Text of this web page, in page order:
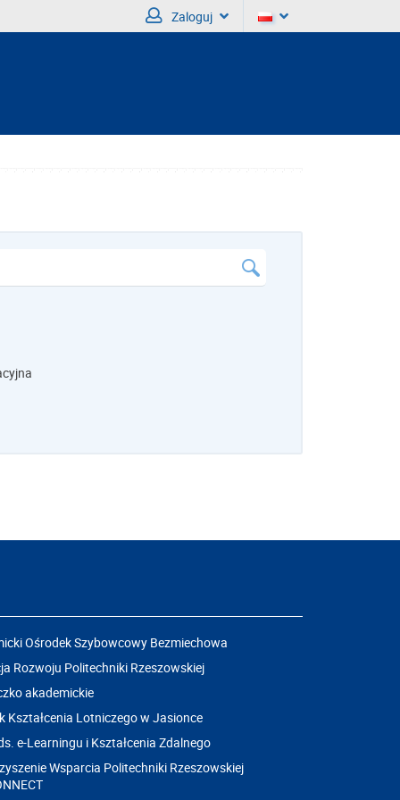
Zaloguj
Ośrodek Szybowcowy Bezmiechowa
Rozwoju Politechniki Rzeszowskiej
akademickie
Kształcenia Lotniczego w Jasionce
e-Learningu i Kształcenia Zdalnego
Wsparcia Politechniki Rzeszowskiej